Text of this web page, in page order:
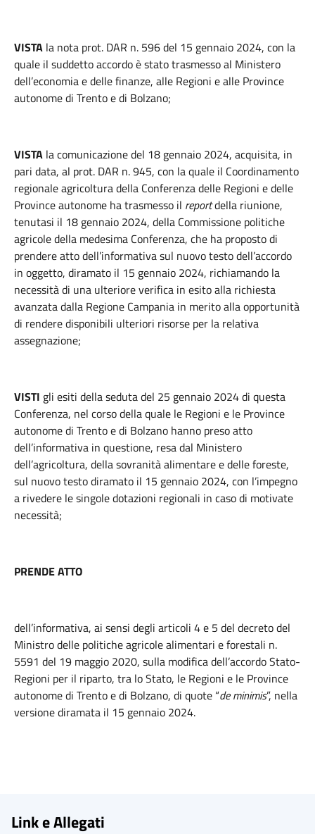
VISTA la nota prot. DAR n. 596 del 15 gennaio 2024, con la
quale il suddetto accordo è stato trasmesso al Ministero
dell’economia e delle finanze, alle Regioni e alle Province
autonome di Trento e di Bolzano;
VISTA la comunicazione del 18 gennaio 2024, acquisita, in
pari data, al prot. DAR n. 945, con la quale il Coordinamento
regionale agricoltura della Conferenza delle Regioni e delle
Province autonome ha trasmesso il reportdella riunione,
tenutasi il 18 gennaio 2024, della Commissione politiche
agricole della medesima Conferenza, che ha proposto di
prendere atto dell’informativa sul nuovo testo dell’accordo
in oggetto, diramato il 15 gennaio 2024, richiamando la
necessità di una ulteriore verifica in esito alla richiesta
avanzata dalla Regione Campania in merito alla opportunità
di rendere disponibili ulteriori risorse per la relativa
assegnazione;
VISTI gli esiti della seduta del 25 gennaio 2024 di questa
Conferenza, nel corso della quale le Regioni e le Province
autonome di Trento e di Bolzano hanno preso atto
dell’informativa in questione, resa dal Ministero
dell’agricoltura, della sovranità alimentare e delle foreste,
sul nuovo testo diramato il 15 gennaio 2024, con l’impegno
a rivedere le singole dotazioni regionali in caso di motivate
necessità;
PRENDE ATTO
dell’informativa, ai sensi degli articoli 4 e 5 del decreto del
Ministro delle politiche agricole alimentari e forestali n.
5591 del 19 maggio 2020, sulla modifica dell’accordo Stato-
Regioni per il riparto, tra lo Stato, le Regioni e le Province
autonome di Trento e di Bolzano, di quote “de minimis”, nella
versione diramata il 15 gennaio 2024.
Link e Allegati